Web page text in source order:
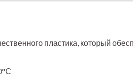
пластика, который